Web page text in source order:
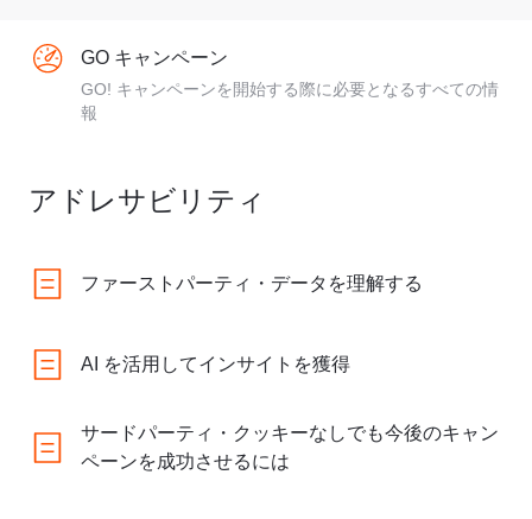
GO キャンペーン
GO! キャンペーンを開始する際に必要となるすべての情
報
アドレサビリティ
ファーストパーティ・データを理解する
AI を活用してインサイトを獲得
サードパーティ・クッキーなしでも今後のキャン
ペーンを成功させるには